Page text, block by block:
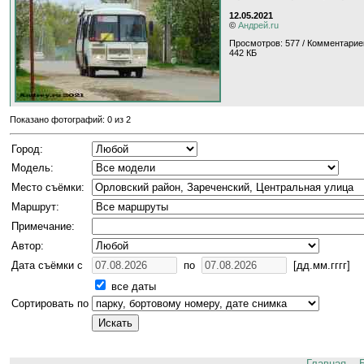
12.05.2021
© Андрей.ru
Просмотров: 577 /
442 КБ
Показано фотографий: 0 из 2
Город:
Модель:
Место съёмки:
Маршрут:
Примечание:
Автор:
Дата съёмки с
по
[дд.мм.гггг]
все даты
Сортировать по